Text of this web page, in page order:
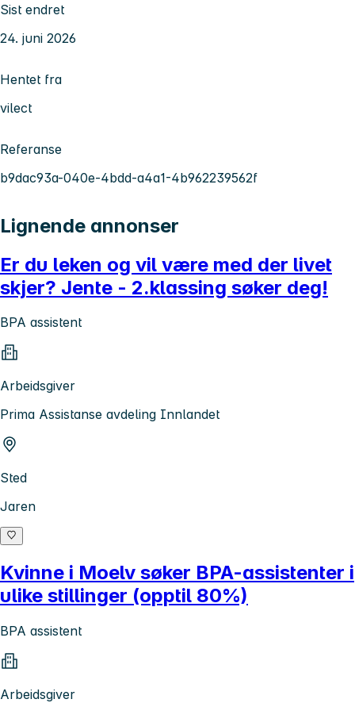
Sist endret
24. juni 2026
Hentet fra
vilect
Referanse
b9dac93a-040e-4bdd-a4a1-4b962239562f
Lignende annonser
Er du leken og vil være med der livet
skjer? Jente - 2.klassing søker deg!
BPA assistent
Arbeidsgiver
Prima Assistanse avdeling Innlandet
Sted
Jaren
Kvinne i Moelv søker BPA-assistenter i
ulike stillinger (opptil 80%)
BPA assistent
Arbeidsgiver